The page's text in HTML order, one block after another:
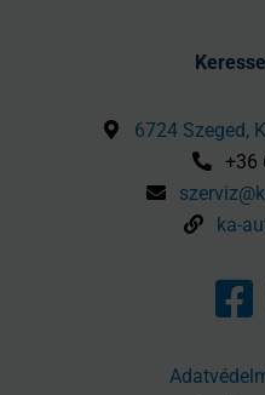
6724 Szeged,
+36
ka-